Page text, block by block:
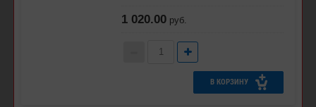
1 020.00 руб.
В КОРЗИНУ